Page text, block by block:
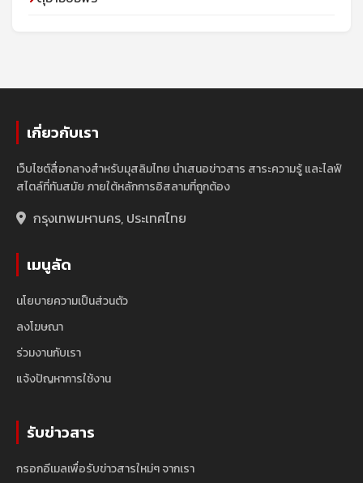
เกี่ยวกับเรา
เว็บไซต์สื่อกลางสำหรับมุสลิมไทย นำเสนอข่าวสาร สาระความรู้ และไลฟ์
สไตล์ที่ทันสมัย ภายใต้หลักการอิสลามที่ถูกต้อง
กรุงเทพมหานคร, ประเทศไทย
เมนูลัด
นโยบายความเป็นส่วนตัว
ลงโฆษณา
ร่วมงานกับเรา
แจ้งปัญหาการใช้งาน
รับข่าวสาร
กรอกอีเมลเพื่อรับข่าวสารใหม่ๆ จากเรา